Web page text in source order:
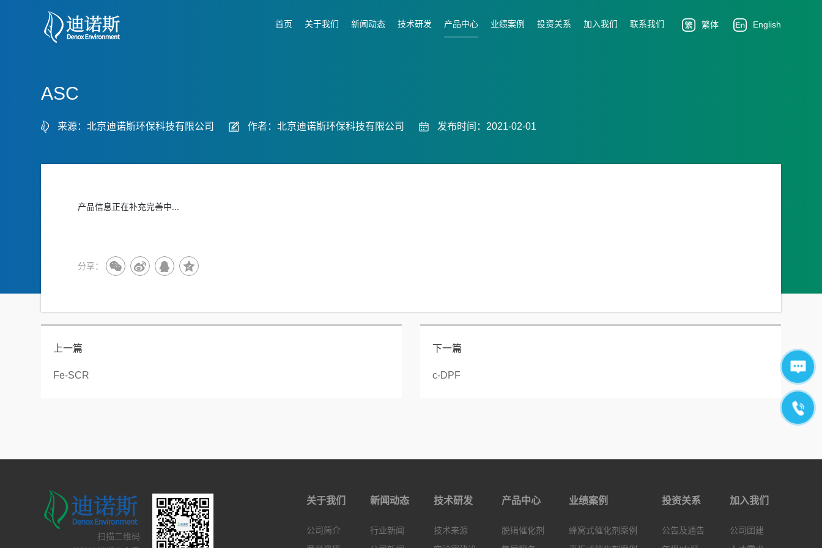
首页 关于我们 新闻动态 技术研发 产品中心 业绩案例 投资关系 加入我们 联系我们 繁体 English
ASC
来源：北京迪诺斯环保科技有限公司 作者：北京迪诺斯环保科技有限公司 发布时间：2021-02-01
产品信息正在补充完善中...
分享：
上一篇
Fe-SCR
下一篇
c-DPF
扫描二维码
关于我们
公司简介
新闻动态
行业新闻
技术研发
技术来源
产品中心
脱硝催化剂
业绩案例
蜂窝式催化剂案例
投资关系
公告及通告
加入我们
公司团建